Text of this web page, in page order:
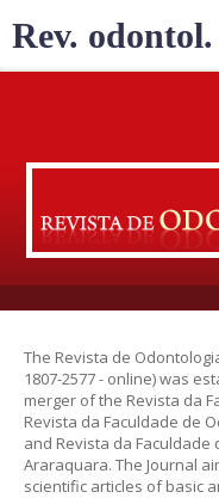
The Revista de
1807-2577 - online) was
merger of the Revista da
Revista da Faculdade de
and Revista da Faculdade
Araraquara. The Journal
scientific articles of basic
Rev.